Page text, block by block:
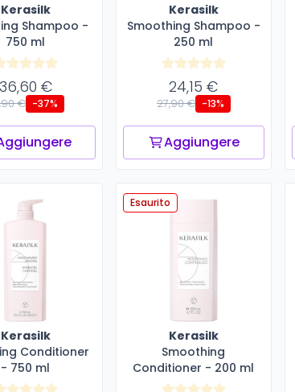
Kerasilk
Shampoo -
750 ml
36,60 €
€ -37%
Kerasilk
Smoothing Shampoo -
250 ml
24,15 €
27,90 € -13%
Aggiungere
Kerasilk
Conditioner
- 750 ml
Esaurito
Kerasilk
Smoothing
Conditioner - 200 ml